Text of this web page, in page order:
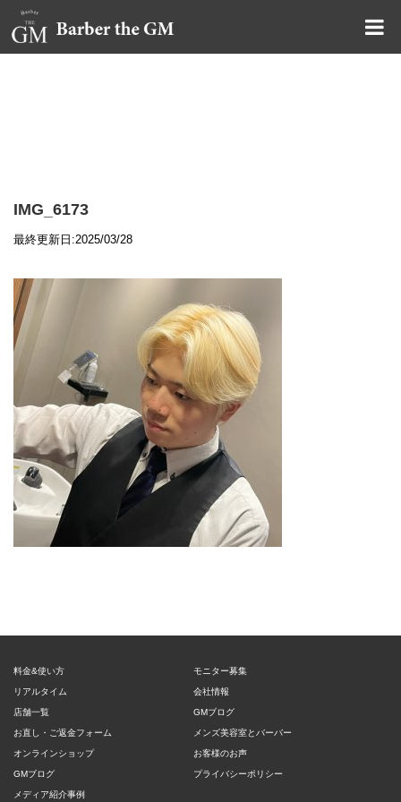
IMG_6173
最終更新日:2025/03/28
料金&使い方
リアルタイム
店舗一覧
お直し・ご返金フォーム
オンラインショップ
GMブログ
メディア紹介事例
モニター募集
会社情報
GMブログ
メンズ美容室とバーバー
お客様のお声
プライバシーポリシー